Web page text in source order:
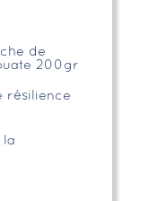
de
200gr
résilience
la